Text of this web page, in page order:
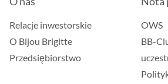
Relacje inwestorskie
O Bijou Brigitte
Przedsiębiorstwo
OWS
BB-